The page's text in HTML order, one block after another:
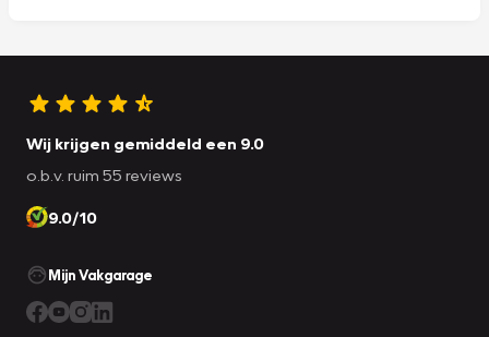
Wij krijgen gemiddeld een 9.0
o.b.v. ruim 55 reviews
9.0/10
Mijn Vakgarage